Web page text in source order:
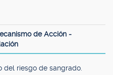
de Acción -
del riesgo de sangrado.